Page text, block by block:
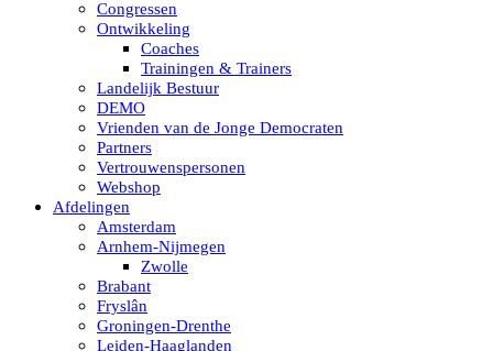
Congressen
Ontwikkeling
Coaches
Trainingen & Trainers
Landelijk Bestuur
DEMO
Vrienden van de Jonge Democraten
Partners
Vertrouwenspersonen
Webshop
Afdelingen
Amsterdam
Arnhem-Nijmegen
Zwolle
Brabant
Fryslân
Groningen-Drenthe
Leiden-Haaglanden